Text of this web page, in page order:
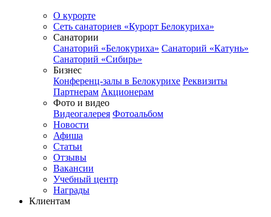
О курорте
Сеть санаториев «Курорт Белокуриха»
Санатории
Санаторий «Белокуриха» Санаторий «Катунь»
Санаторий «Сибирь»
Бизнес
Конференц-залы в Белокурихе Реквизиты
Партнерам Акционерам
Фото и видео
Видеогалерея Фотоальбом
Новости
Афиша
Статьи
Отзывы
Вакансии
Учебный центр
Награды
Клиентам